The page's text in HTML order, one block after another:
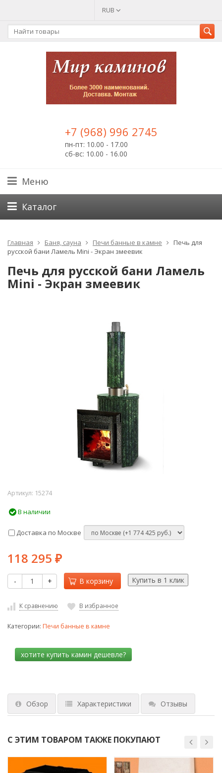
RUB
+7 (968) 996 2745
пн-пт: 10.00 - 17.00
сб-вс: 10.00 - 16.00
Меню
Каталог
Главная Баня, сауна Печи банные в камне
Печь для
русской бани Ламель Mini - Экран змеевик
Печь для русской бани Ламель
Mini - Экран змеевик
Артикул: 15274
В наличии
Доставка по Москве
118 295 ₽
- + В корзину
К сравнению В избранное
Категории: Печи банные в камне
Обзор Характеристики Отзывы
С ЭТИМ ТОВАРОМ ТАКЖЕ ПОКУПАЮТ